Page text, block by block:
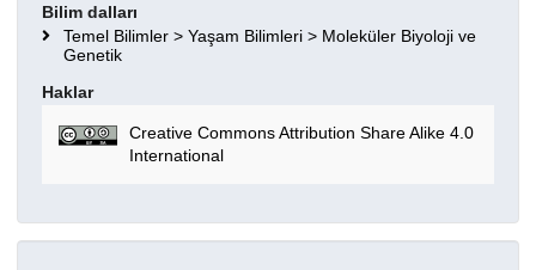
Bilim dalları
Temel Bilimler > Yaşam Bilimleri > Moleküler Biyoloji ve
Genetik
Haklar
Creative Commons Attribution Share Alike 4.0
International